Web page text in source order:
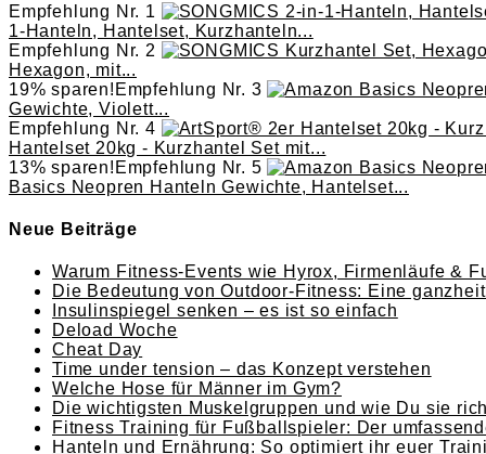
Empfehlung Nr. 1
1-Hanteln, Hantelset, Kurzhanteln...
Empfehlung Nr. 2
Hexagon, mit...
19% sparen! Empfehlung Nr. 3
Gewichte, Violett...
Empfehlung Nr. 4
Hantelset 20kg - Kurzhantel Set mit...
13% sparen! Empfehlung Nr. 5
Basics Neopren Hanteln Gewichte, Hantelset...
Neue Beiträge
Warum Fitness-Events wie Hyrox, Firmenläufe &
Die Bedeutung von Outdoor-Fitness: Eine
Insulinspiegel senken – es ist so einfach
Deload Woche
Cheat Day
Time under tension – das Konzept verstehen
Welche Hose für Männer im Gym?
Die wichtigsten Muskelgruppen und wie Du sie
Fitness Training für Fußballspieler: Der
Hanteln und Ernährung: So optimiert ihr euer